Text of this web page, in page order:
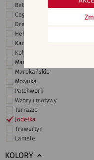
Beton
Cegiełki
Drewno
Heksagonalne
Kamień
Kolor
Marmur
Marokańskie
Mozaika
Patchwork
Wzory i motywy
Terrazzo
Jodełka
Trawertyn
Lamele
KOLORY